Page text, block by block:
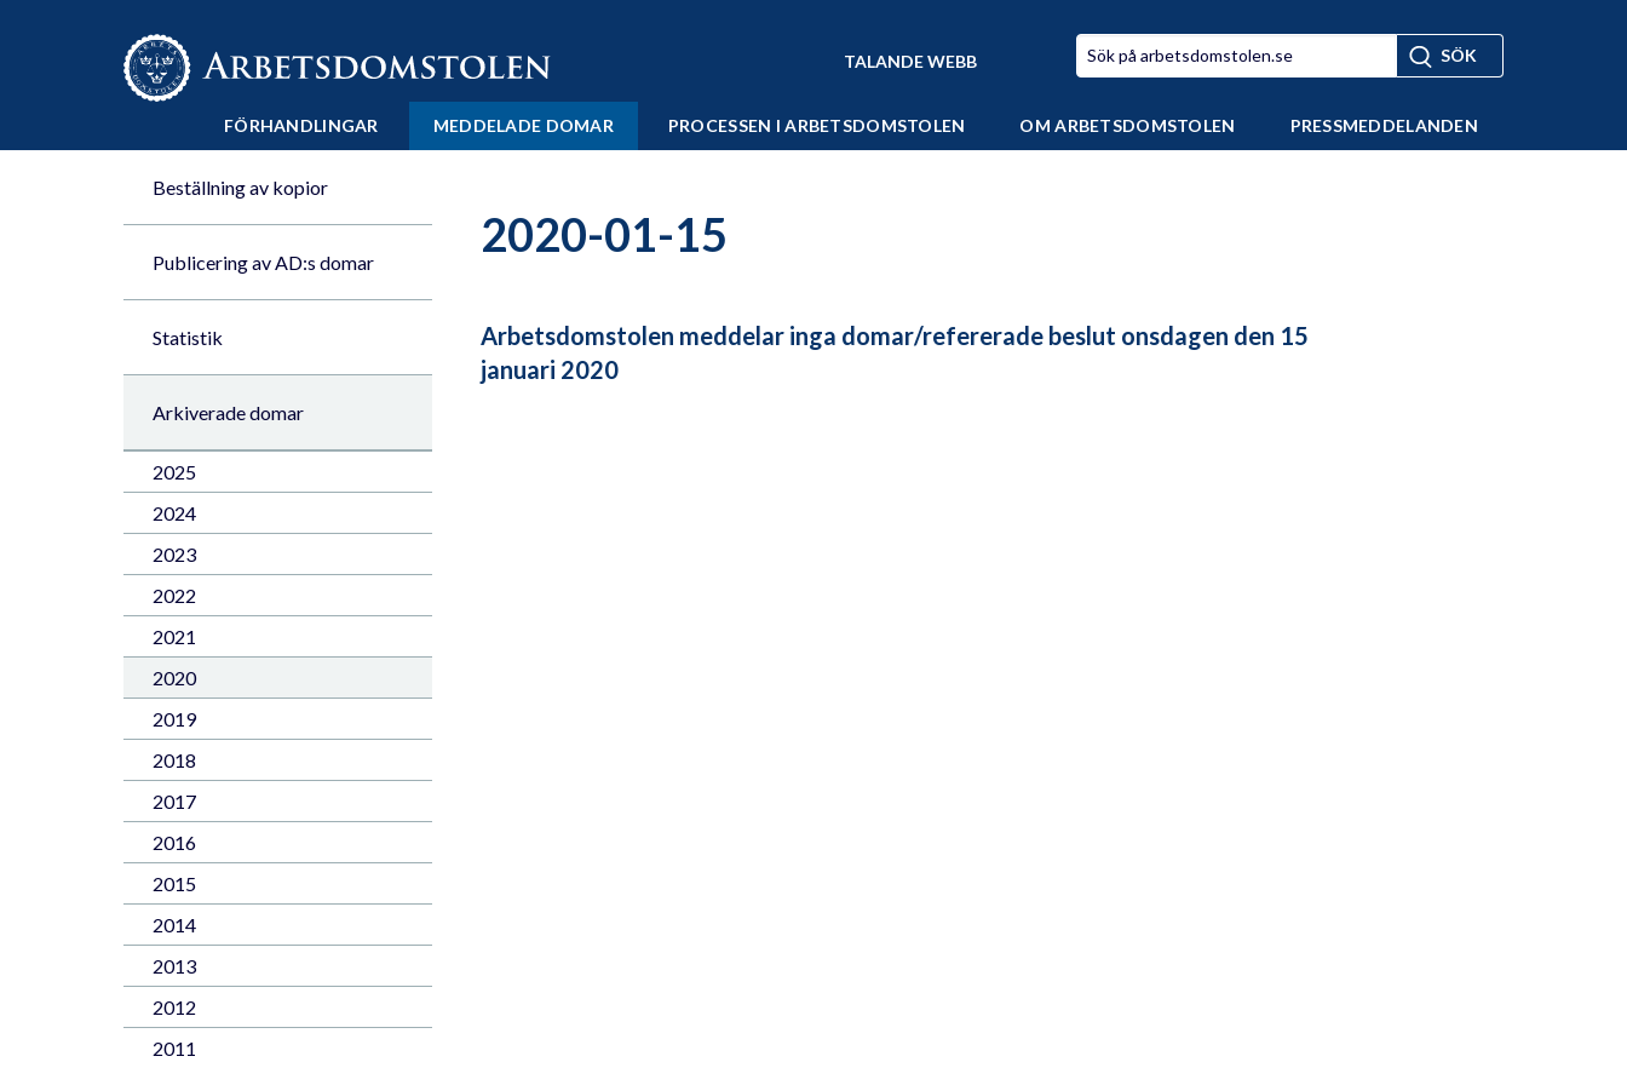
Till innehåll på sidan x
TALANDE WEBB
FÖRHANDLINGAR MEDDELADE DOMAR PROCESSEN I ARBETSDOMSTOLEN OM ARBETSDOMSTOLEN PRESSMEDDELANDEN
Beställning av kopior
Publicering av AD:s domar
Statistik
Arkiverade domar
2025
2024
2023
2022
2021
2020
2019
2018
2017
2016
2015
2014
2013
2012
2011
2020-01-15
Arbetsdomstolen meddelar inga domar/refererade beslut onsdagen den 15
januari 2020